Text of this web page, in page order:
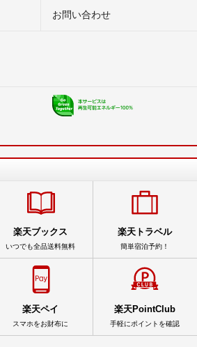
お問い合わせ
楽天ブックス
いつでも全品送料無料
楽天トラベル
簡単宿泊予約！
楽天ペイ
スマホをお財布に
楽天PointClub
手軽にポイントを確認